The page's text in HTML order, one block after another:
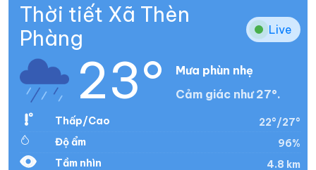
Thời tiết Xã Thèn
Phàng
Live
23°
Mưa phùn nhẹ
Cảm giác như 27°.
Thấp/Cao
22°/27°
Độ ẩm
96%
Tầm nhìn
4.8 km